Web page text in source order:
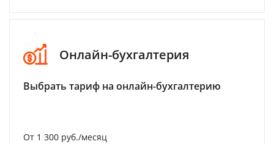
Онлайн-бухгалтерия
Выбрать тариф на онлайн-бухгалтерию
От 1 300 руб./месяц